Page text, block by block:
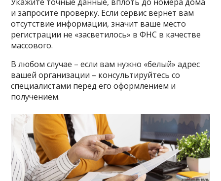
и запросите проверку. Если сервис вернет вам
отсутствие информации, значит ваше место
регистрации не «засветилось» в ФНС в качестве
массового.
В любом случае – если вам нужно «белый» адрес
вашей организации – консультируйтесь со
специалистами перед его оформлением и
получением.